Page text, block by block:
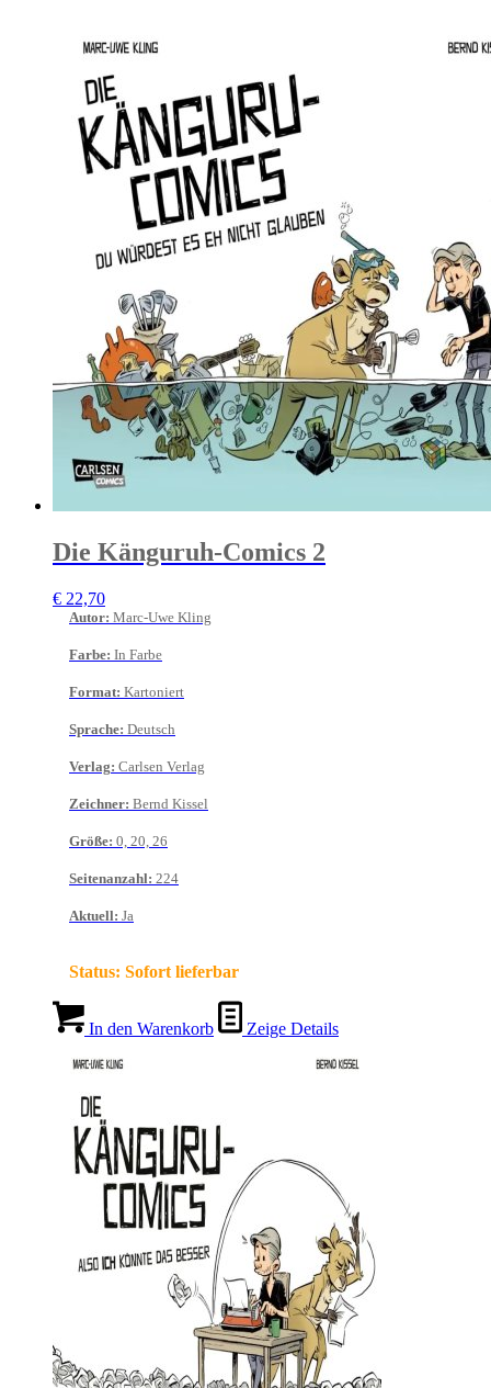
Die Känguruh-Comics 2
€ 22,70
Autor: Marc-Uwe Kling
Farbe: In Farbe
Format: Kartoniert
Sprache: Deutsch
Verlag: Carlsen Verlag
Zeichner: Bernd Kissel
Größe: 0, 20, 26
Seitenanzahl: 224
Aktuell: Ja
Status: Sofort lieferbar
In den Warenkorb Zeige Details